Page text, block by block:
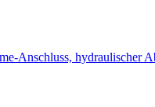
Anschluss, hydraulischer